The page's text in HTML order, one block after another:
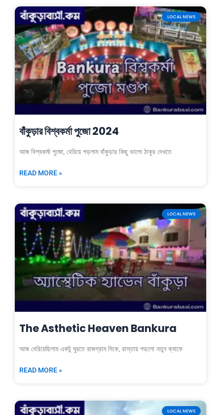
LOCAL NEWS
বাঁকুড়ার বিশ্বকর্মা পুজো 2024
আজ বিশ্বকর্মা পুজো, বেরিয়ে পড়লাম বাঁকুড়ার কিছু ভালো ঠাকুর দেখতে
READ MORE »
LOCAL NEWS
The Asthetic Heaven Bankura
আজ বেরিয়েছিলাম একটু ঘুরতে রাজগ্রাম দিকে, রাস্তায় পড়লো নতুন ক্যাফে
READ MORE »
LOCAL NEWS